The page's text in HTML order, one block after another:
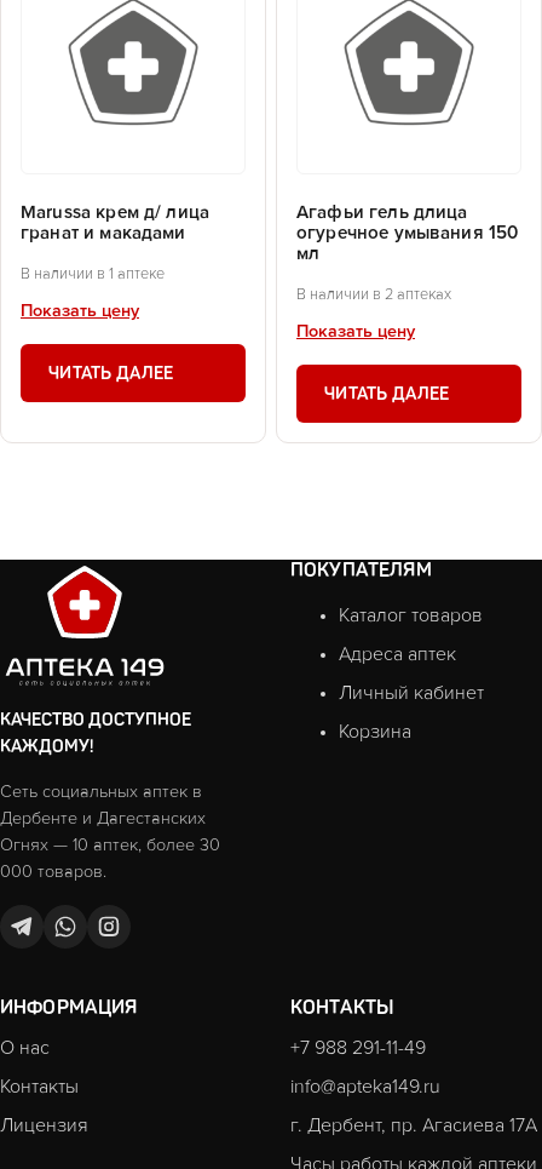
Marussa крем д/ лица
гранат и макадами
В наличии в 1 аптеке
Показать цену
ЧИТАТЬ ДАЛЕЕ
Агафьи гель длица
огуречное умывания 150
мл
В наличии в 2 аптеках
Показать цену
ЧИТАТЬ ДАЛЕЕ
КАЧЕСТВО ДОСТУПНОЕ
КАЖДОМУ!
Сеть социальных аптек в
Дербенте и Дагестанских
Огнях — 10 аптек, более 30
000 товаров.
ПОКУПАТЕЛЯМ
Каталог товаров
Адреса аптек
Личный кабинет
Корзина
ИНФОРМАЦИЯ
О нас
Контакты
Лицензия
КОНТАКТЫ
+7 988 291-11-49
info@apteka149.ru
г. Дербент, пр. Агасиева 17А
Часы работы каждой аптеки